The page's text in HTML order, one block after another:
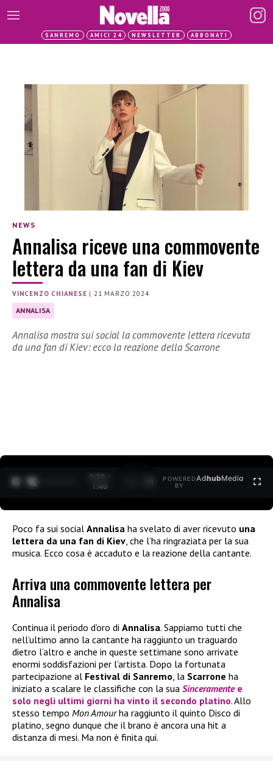
SANREMO AMICI 24 NEWSLETTER ABBONATI
NEWS
Annalisa riceve una commovente
lettera da una fan di Kiev
VINCENZO CHIANESE |21 MARZO 2024
ANNALISA
Annalisa mostra sui social la commovente lettera ricevuta
da una fan di Kiev: ecco la reazione della Scarrone
0:30 /
1:40
POWERED
BY
AdhubMedia
Poco fa sui social Annalisa ha svelato di aver ricevuto una
lettera da una fan di Kiev , che l’ha ringraziata per la sua
musica. Ecco cosa è accaduto e la reazione della cantante.
Arriva una commovente lettera per
Annalisa
Continua il periodo d’oro di Annalisa. Sappiamo tutti che
nell’ultimo anno la cantante ha raggiunto un traguardo
dietro l’altro e anche in queste settimane sono arrivate
enormi soddisfazioni per l’artista. Dopo la fortunata
partecipazione al Festival di Sanremo, la Scarrone ha
iniziato a scalare le classifiche con la sua Sinceramentee
solo negli ultimi giorni ha vinto il secondo platino. Allo
stesso tempo Mon Amourha raggiunto il quinto Disco di
platino, segno dunque che il brano è ancora una hit a
distanza di mesi. Ma non è finita qui.